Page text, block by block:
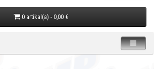
0 artikal(a) - 0,00 €